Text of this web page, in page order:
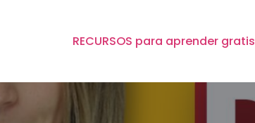
RECURSOS para aprender gratis